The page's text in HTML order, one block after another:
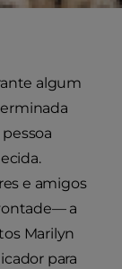
algum
e amigos
a
Marilyn
para